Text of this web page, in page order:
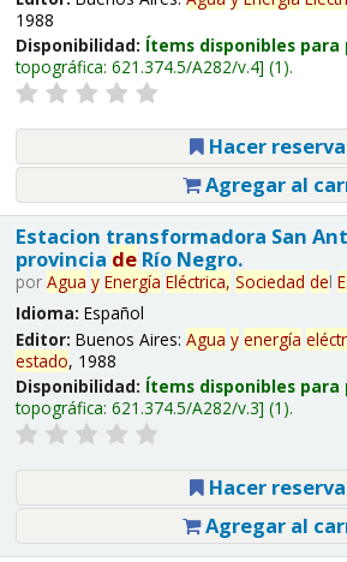
1988
Disponibilidad: Ítems disponibles para
topográfica: 621.374.5/A282/v.4 (1).
Hacer reserva
Agregar al
Estacion transformadora San
provincia deRío Negro.
por Agua y Energía Eléctrica, Sociedad del
Idioma: Español
Editor: Buenos Aires: Agua y energía
estado, 1988
Disponibilidad: Ítems disponibles para
topográfica: 621.374.5/A282/v.3 (1).
Hacer reserva
Agregar al